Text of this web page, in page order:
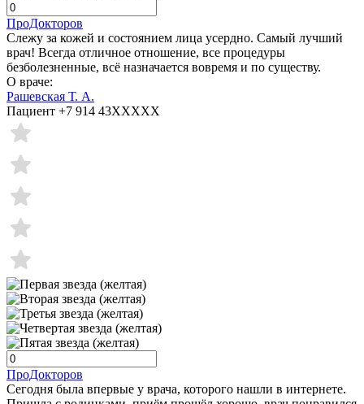
ПроДокторов
Слежу за кожей и состоянием лица усердно. Самый лучший
врач! Всегда отличное отношение, все процедуры
безболезненные, всё назначается вовремя и по существу.
О враче:
Рашевская Т. А.
Пациент +7 914 43XXXXX
ПроДокторов
Сегодня была впервые у врача, которого нашли в интернете.